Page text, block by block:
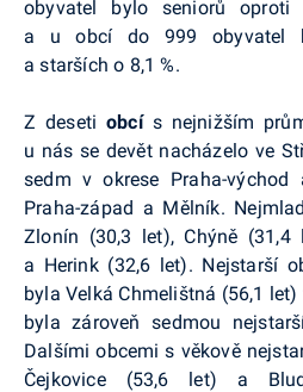
obyvatel bylo seniorů
a u obcí do 999 obyvatel
a starších o 8,1 %.
Z deseti obcí s nejnižším
u nás se devět nacházelo ve
sedm v okrese Praha-
Praha-západ a Mělník.
Zlonín (30,3 let), Chýně (31,4
a Herink (32,6 let). Nejstarší
byla Velká Chmelištná (56,1
byla zároveň sedmou
Dalšími obcemi s věkově
Čejkovice (53,6 let) a